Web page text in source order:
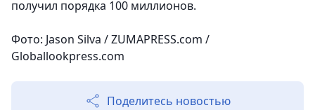
получил порядка 100 миллионов.
Фото: Jason Silva / ZUMAPRESS.com /
Globallookpress.com
Поделитесь новостью